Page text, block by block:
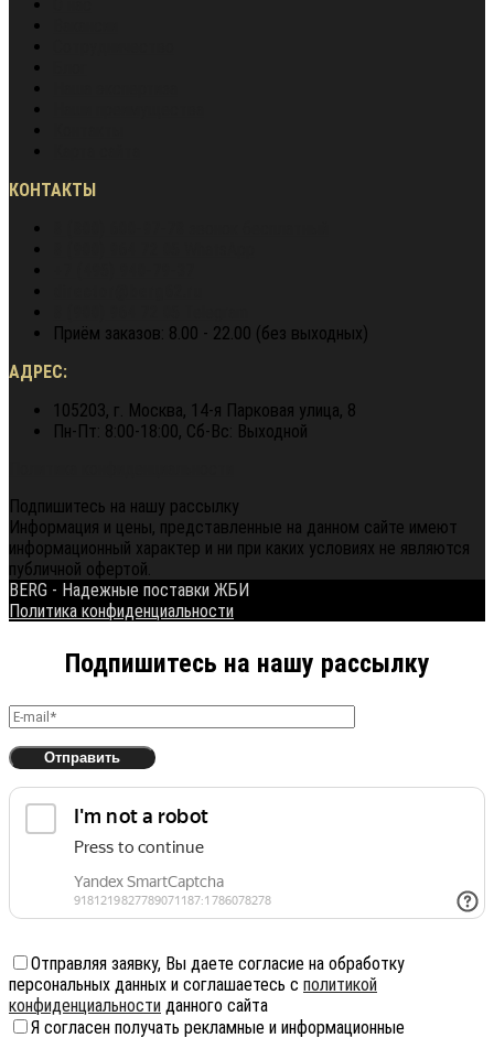
КОНТАКТЫ
Приём заказов: 8.00 - 22.00 (без выходных)
АДРЕС:
105203, г. Москва, 14-я Парковая улица, 8
Пн-Пт: 8:00-18:00, Сб-Вс: Выходной
Подпишитесь на нашу рассылку
Информация и цены, представленные на данном сайте имеют
информационный характер и ни при каких условиях не являются
публичной офертой.
BERG - Надежные поставки ЖБИ
Политика конфиденциальности
Подпишитесь на нашу рассылку
Отправляя заявку, Вы даете согласие на обработку
персональных данных и соглашаетесь с политикой
конфиденциальности данного сайта
Я согласен получать рекламные и информационные